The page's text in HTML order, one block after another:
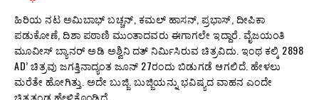
ಹಿರಿಯ ನಟ ಅಮಿಬಾಭ್‌ ಬಚ್ಚನ್‌, ಕಮಲ್ ಹಾಸನ್, ಪ್ರಭಾಸ್,‍ ದೀಪಿಕಾ
ಪಡುಕೋಣೆ, ದಿಶಾ ಪಠಾಣಿ ಮುಂತಾದವರು ಈಗಾಗಲೇ ಇದ್ದಾರೆ. ವೈಜಯಂತಿ
ಮೂವೀಸ್ ಬ್ಯಾನರ್‌ ಅಡಿ ಅಶ್ವಿನಿ ದತ್‍ ನಿರ್ಮಿಸಿರುವ ಚಿತ್ರವಿದು. ಇಂಥ ಕಲ್ಕಿ 2898
AD’ ಚಿತ್ರವು ಜಗತ್ತಿನಾದ್ಯಂತ ಜೂನ್‍ 27ರಂದು ಬಿಡುಗಡೆ ಆಗಲಿದೆ. ಹೇಳಲು
ಮರೆತೇ ಹೋಗಿತ್ತು. ಅದೇ ಬುಜ್ಜಿ. ಬುಜ್ಜಿಯನ್ನು ಭವಿಷ್ಯದ ವಾಹನ ಎಂದೇ
ಚಿತ್ರತಂಡ ಹೇಳಿಕೊಂಡಿದೆ.